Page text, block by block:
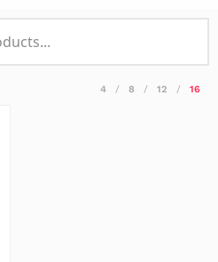
4 8 12 16